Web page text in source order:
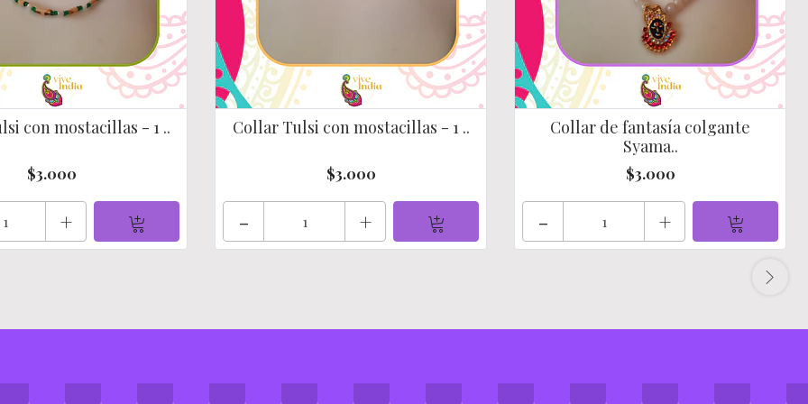
con mostacillas - 1 ..
$3.000
+
Collar Tulsi con mostacillas - 1 ..
$3.000
- +
Collar de fantasía colgante
Syama..
$3.000
- +